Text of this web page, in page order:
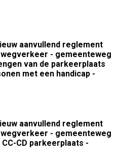
aanvullend reglement
- gemeenteweg
van de parkeerplaats
met een handicap -
aanvullend reglement
- gemeenteweg
CD parkeerplaats -